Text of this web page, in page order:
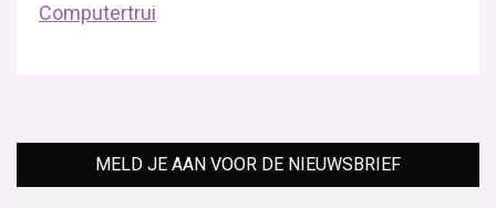
Computertrui
MELD JE AAN VOOR DE NIEUWSBRIEF